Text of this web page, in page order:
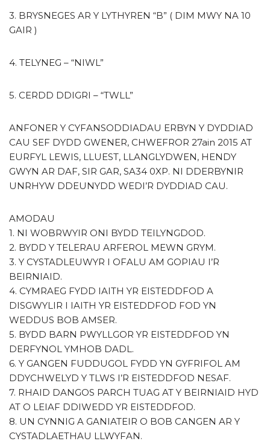
3. BRYSNEGES AR Y LYTHYREN “B” ( DIM MWY NA 10
GAIR )
4. TELYNEG – “NIWL”
5. CERDD DDIGRI – “TWLL”
ANFONER Y CYFANSODDIADAU ERBYN Y DYDDIAD
CAU SEF DYDD GWENER, CHWEFROR 27ain 2015 AT
EURFYL LEWIS, LLUEST, LLANGLYDWEN, HENDY
GWYN AR DAF, SIR GAR, SA34 0XP. NI DDERBYNIR
UNRHYW DDEUNYDD WEDI’R DYDDIAD CAU.
AMODAU
1. NI WOBRWYIR ONI BYDD TEILYNGDOD.
2. BYDD Y TELERAU ARFEROL MEWN GRYM.
3. Y CYSTADLEUWYR I OFALU AM GOPIAU I’R
BEIRNIAID.
4. CYMRAEG FYDD IAITH YR EISTEDDFOD A
DISGWYLIR I IAITH YR EISTEDDFOD FOD YN
WEDDUS BOB AMSER.
5. BYDD BARN PWYLLGOR YR EISTEDDFOD YN
DERFYNOL YMHOB DADL.
6. Y GANGEN FUDDUGOL FYDD YN GYFRIFOL AM
DDYCHWELYD Y TLWS I’R EISTEDDFOD NESAF.
7. RHAID DANGOS PARCH TUAG AT Y BEIRNIAID HYD
AT O LEIAF DDIWEDD YR EISTEDDFOD.
8. UN CYNNIG A GANIATEIR O BOB CANGEN AR Y
CYSTADLAETHAU LLWYFAN.